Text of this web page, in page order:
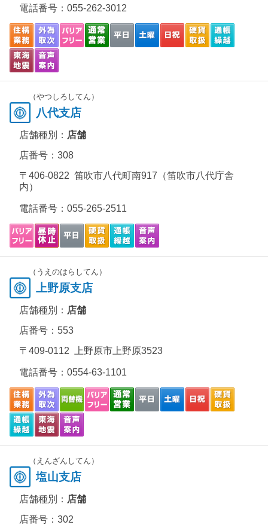
電話番号： 055-262-3012
（やつしろしてん）
八代支店
店舗種別： 店舗
店番号：308
〒406-0822 笛吹市八代町南917（笛吹市八代庁舎
内）
電話番号： 055-265-2511
（うえのはらしてん）
上野原支店
店舗種別： 店舗
店番号：553
〒409-0112 上野原市上野原3523
電話番号： 0554-63-1101
（えんざんしてん）
塩山支店
店舗種別： 店舗
店番号：302